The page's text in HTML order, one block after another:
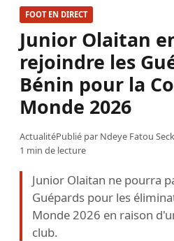
FOOT EN DIRECT
Junior Olaitan
rejoindre les
Bénin pour la
Monde 2026
ActualitéPublié par Ndeye Fatou Seck
1 min de lecture
Junior Olaitan ne pourra
Guépards pour les
Monde 2026 en raison
club.